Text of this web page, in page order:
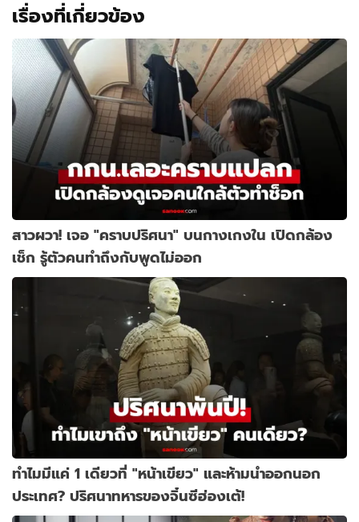
เรื่องที่เกี่ยวข้อง
สาวผวา! เจอ "คราบปริศนา" บนกางเกงใน เปิดกล้อง
เช็ก รู้ตัวคนทำถึงกับพูดไม่ออก
ทำไมมีแค่ 1 เดียวที่ "หน้าเขียว" และห้ามนำออกนอก
ประเทศ? ปริศนาทหารของจิ๋นซีฮ่องเต้!